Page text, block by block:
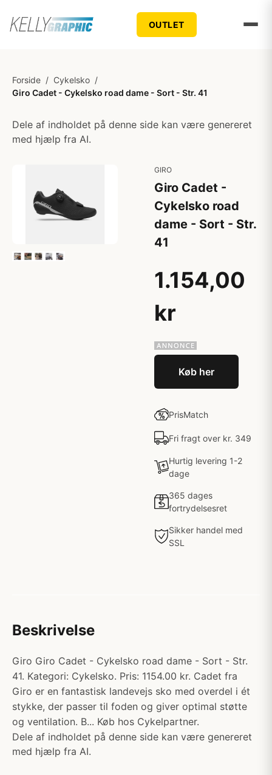
OUTLET
Forside / Cykelsko /
Giro Cadet - Cykelsko road dame - Sort - Str. 41
Dele af indholdet på denne side kan være genereret
med hjælp fra AI.
GIRO
Giro Cadet -
Cykelsko road
dame - Sort - Str.
41
1.154,00
kr
Køb her
PrisMatch
Fri fragt over kr. 349
Hurtig levering 1-2
dage
365 dages
fortrydelsesret
Sikker handel med
SSL
Beskrivelse
Giro Giro Cadet - Cykelsko road dame - Sort - Str.
41. Kategori: Cykelsko. Pris: 1154.00 kr. Cadet fra
Giro er en fantastisk landevejs sko med overdel i ét
stykke, der passer til foden og giver optimal støtte
og ventilation. B... Køb hos Cykelpartner.
Dele af indholdet på denne side kan være genereret
med hjælp fra AI.